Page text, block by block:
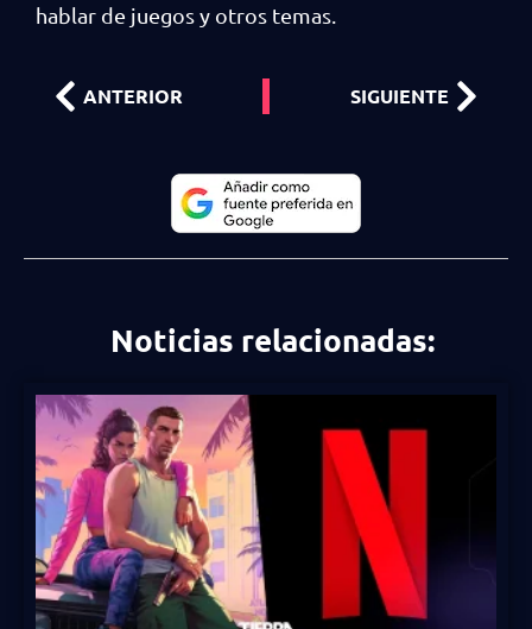
hablar de juegos y otros temas.
ANTERIOR SIGUIENTE
Noticias relacionadas: